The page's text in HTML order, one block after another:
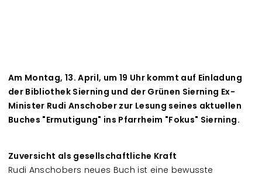
Am Montag, 13. April, um 19 Uhr kommt auf Einladung
der Bibliothek Sierning und der Grünen Sierning Ex-
Minister Rudi Anschober zur Lesung seines aktuellen
Buches "Ermutigung" ins Pfarrheim "Fokus" Sierning.
Zuversicht als gesellschaftliche Kraft
Rudi Anschobers neues Buch ist eine bewusste